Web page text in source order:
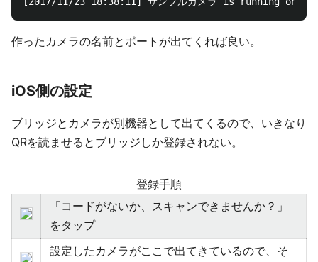
作ったカメラの名前とポートが出てくれば良い。
iOS側の設定
ブリッジとカメラが別機器として出てくるので、いきなり
QRを読ませるとブリッジしか登録されない。
登録手順
「コードがないか、スキャンできませんか？」
をタップ
設定したカメラがここで出てきているので、そ